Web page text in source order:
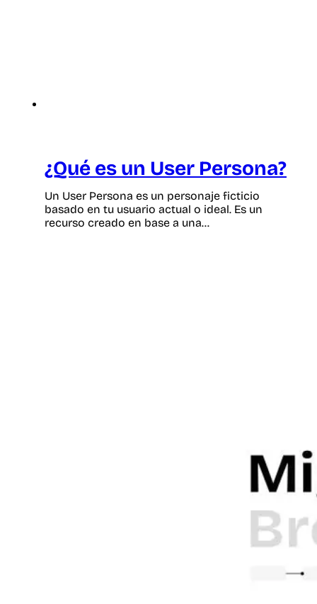
¿Qué es un User Persona?
Un User Persona es un personaje ficticio
basado en tu usuario actual o ideal. Es un
recurso creado en base a una…